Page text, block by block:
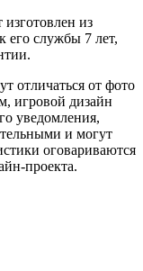
из
его службы 7 лет,
отличаться от фото
игровой дизайн
уведомления,
и могут
оговариваются
проекта.